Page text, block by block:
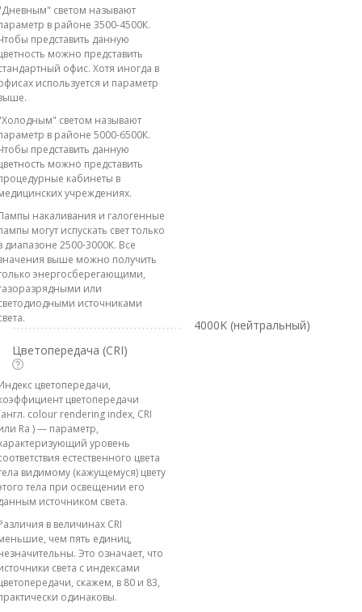
светом называют
в районе 3500-4500К.
представить данную
можно представить
офис. Хотя иногда в
используется и параметр
светом называют
в районе 5000-6500К.
представить данную
можно представить
кабинеты в
учреждениях.
накаливания и галогенные
могут испускать свет только
диапазоне 2500-3000К. Все
выше можно получить
энергосберегающими,
или
источниками
4000K (нейтральный)
Цветопередача (CRI)
цветопередачи,
цветопередачи
colour rendering index, CRI
Ra ) — параметр,
уровень
естественного цвета
видимому (кажущемуся) цвету
тела при освещении его
источником света.
в величинах CRI
чем пять единиц,
Это означает, что
света с индексами
скажем, в 80 и 83,
одинаковы.